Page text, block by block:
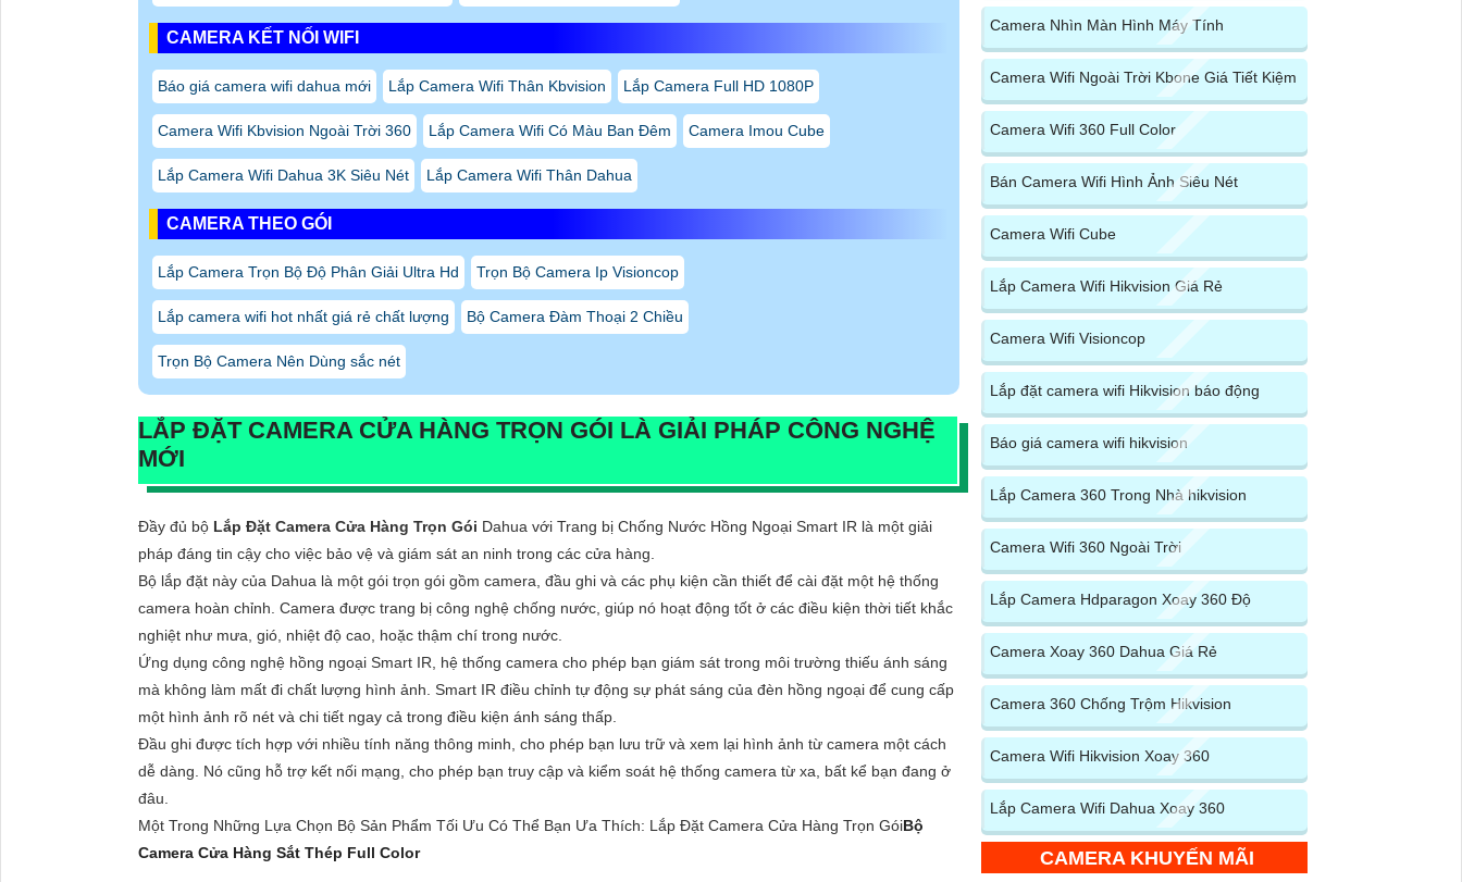
CAMERA KẾT NỐI WIFI
Báo giá camera wifi dahua mới Lắp Camera Wifi Thân Kbvision Lắp Camera Full HD 1080P
Camera Wifi Kbvision Ngoài Trời 360 Lắp Camera Wifi Có Màu Ban Đêm Camera Imou Cube
Lắp Camera Wifi Dahua 3K Siêu Nét Lắp Camera Wifi Thân Dahua
CAMERA THEO GÓI
Lắp Camera Trọn Bộ Độ Phân Giải Ultra Hd Trọn Bộ Camera Ip Visioncop
Lắp camera wifi hot nhất giá rẻ chất lượng Bộ Camera Đàm Thoại 2 Chiều
Trọn Bộ Camera Nên Dùng sắc nét
LẮP ĐẶT CAMERA CỬA HÀNG TRỌN GÓI LÀ GIẢI PHÁP CÔNG NGHỆ
MỚI
Đầy đủ bộ Lắp Đặt Camera Cửa Hàng Trọn Gói Dahua với Trang bị Chống Nước Hồng Ngoại Smart IR là một giải
pháp đáng tin cậy cho việc bảo vệ và giám sát an ninh trong các cửa hàng.
Bộ lắp đặt này của Dahua là một gói trọn gói gồm camera, đầu ghi và các phụ kiện cần thiết để cài đặt một hệ thống
camera hoàn chỉnh. Camera được trang bị công nghệ chống nước, giúp nó hoạt động tốt ở các điều kiện thời tiết khắc
nghiệt như mưa, gió, nhiệt độ cao, hoặc thậm chí trong nước.
Ứng dụng công nghệ hồng ngoại Smart IR, hệ thống camera cho phép bạn giám sát trong môi trường thiếu ánh sáng
mà không làm mất đi chất lượng hình ảnh. Smart IR điều chỉnh tự động sự phát sáng của đèn hồng ngoại để cung cấp
một hình ảnh rõ nét và chi tiết ngay cả trong điều kiện ánh sáng thấp.
Đầu ghi được tích hợp với nhiều tính năng thông minh, cho phép bạn lưu trữ và xem lại hình ảnh từ camera một cách
dễ dàng. Nó cũng hỗ trợ kết nối mạng, cho phép bạn truy cập và kiểm soát hệ thống camera từ xa, bất kể bạn đang ở
đâu.
Một Trong Những Lựa Chọn Bộ Sản Phẩm Tối Ưu Có Thể Bạn Ưa Thích: Lắp Đặt Camera Cửa Hàng Trọn GóiBộ
Camera Cửa Hàng Sắt Thép Full Color
Camera Nhìn Màn Hình Máy Tính
Camera Wifi Ngoài Trời Kbone Giá Tiết Kiệm
Camera Wifi 360 Full Color
Bán Camera Wifi Hình Ảnh Siêu Nét
Camera Wifi Cube
Lắp Camera Wifi Hikvision Giá Rẻ
Camera Wifi Visioncop
Lắp đặt camera wifi Hikvision báo động
Báo giá camera wifi hikvision
Lắp Camera 360 Trong Nhà hikvision
Camera Wifi 360 Ngoài Trời
Lắp Camera Hdparagon Xoay 360 Độ
Camera Xoay 360 Dahua Giá Rẻ
Camera 360 Chống Trộm Hikvision
Camera Wifi Hikvision Xoay 360
Lắp Camera Wifi Dahua Xoay 360
CAMERA KHUYẾN MÃI